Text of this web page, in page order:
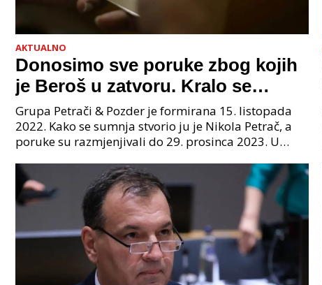
AKTUALNO
Donosimo sve poruke zbog kojih
je Beroš u zatvoru. Kralo se
godinama. Tko će iz vlade biti
sljedeći uhićen?
Grupa Petrači & Pozder je formirana 15. listopada
2022. Kako se sumnja stvorio ju je Nikola Petrač, a
poruke su razmjenjivali do 29. prosinca 2023. U